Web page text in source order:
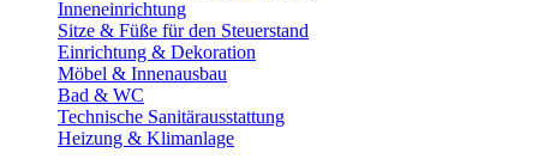
Inneneinrichtung
Sitze & Füße für den Steuerstand
Einrichtung & Dekoration
Möbel & Innenausbau
Bad & WC
Technische Sanitärausstattung
Heizung & Klimanlage